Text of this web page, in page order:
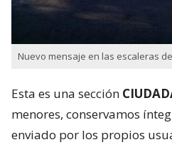
Nuevo mensaje en las escaleras
Esta es una sección
menores, conservamos
enviado por los propios